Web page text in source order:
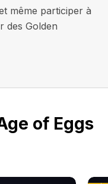
même participer à
des Golden
of Eggs